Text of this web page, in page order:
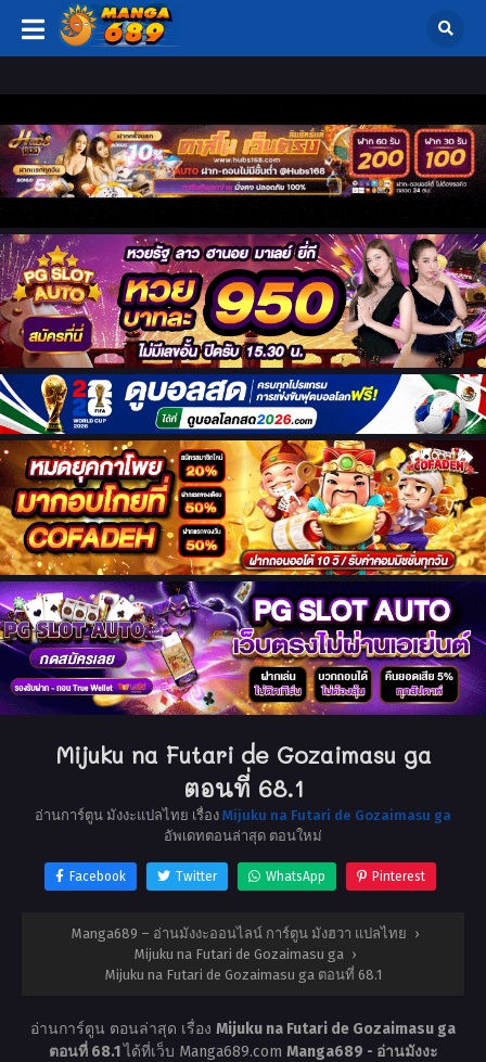
Mijuku na Futari de Gozaimasu ga
ตอนที่ 68.1
อ่านการ์ตูน มังงะแปลไทย เรื่อง Mijuku na Futari de Gozaimasu ga
อัพเดทตอนล่าสุด ตอนใหม่
Facebook Twitter WhatsApp Pinterest
Manga689 – อ่านมังงะออนไลน์ การ์ตูน มังฮวา แปลไทย ›
Mijuku na Futari de Gozaimasu ga ›
Mijuku na Futari de Gozaimasu ga ตอนที่ 68.1
อ่านการ์ตูน ตอนล่าสุด เรื่อง Mijuku na Futari de Gozaimasu ga
ตอนที่ 68.1ได้ที่เว็บ Manga689.com Manga689 - อ่านมังงะ